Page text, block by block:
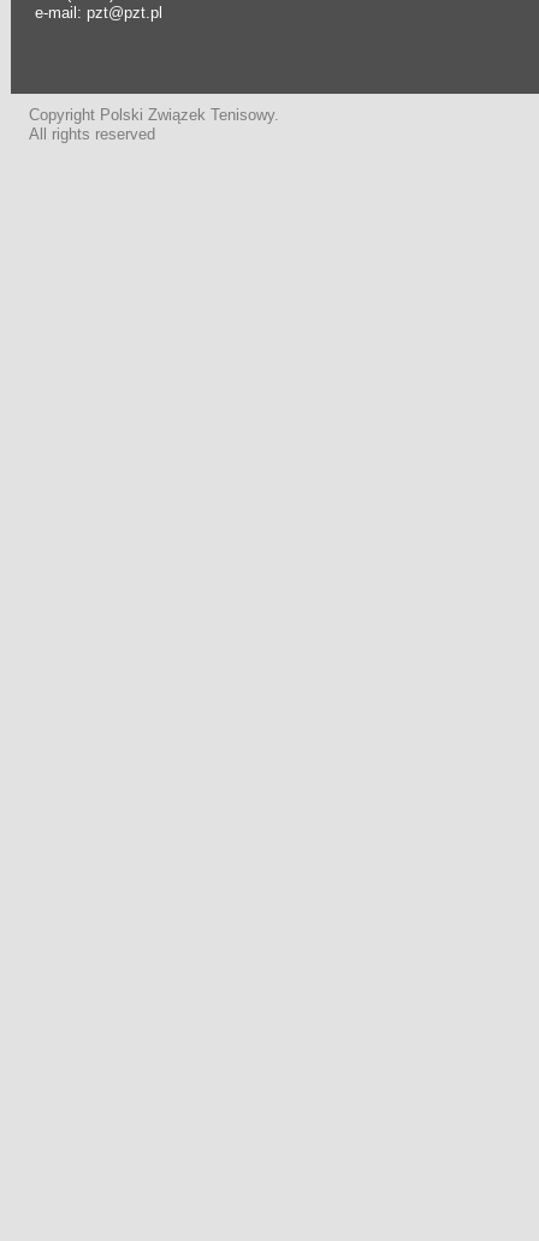
e-mail: pzt@pzt.pl
Copyright Polski Związek Tenisowy.
All rights reserved